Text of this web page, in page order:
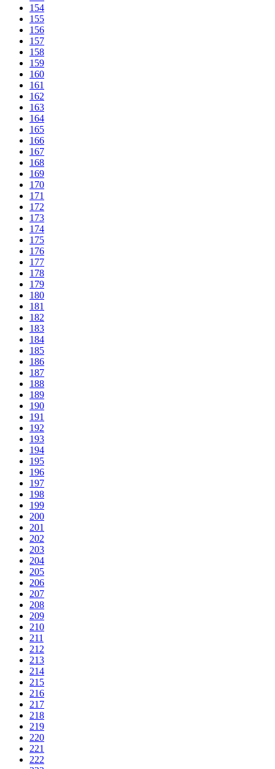
154
155
156
157
158
159
160
161
162
163
164
165
166
167
168
169
170
171
172
173
174
175
176
177
178
179
180
181
182
183
184
185
186
187
188
189
190
191
192
193
194
195
196
197
198
199
200
201
202
203
204
205
206
207
208
209
210
211
212
213
214
215
216
217
218
219
220
221
222